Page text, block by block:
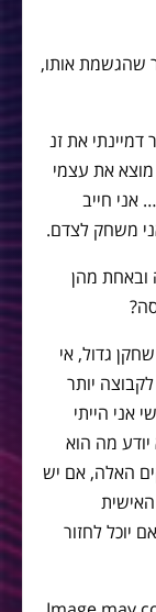
שהגשמת אותו,
את זנ
מוצא את עצמי
אני חייב
משחק לצדם.
ובאחת מהן
גדול, אי
יותר
אני הייתי
מה הוא
האלה, אם יש
יוכל לחזור